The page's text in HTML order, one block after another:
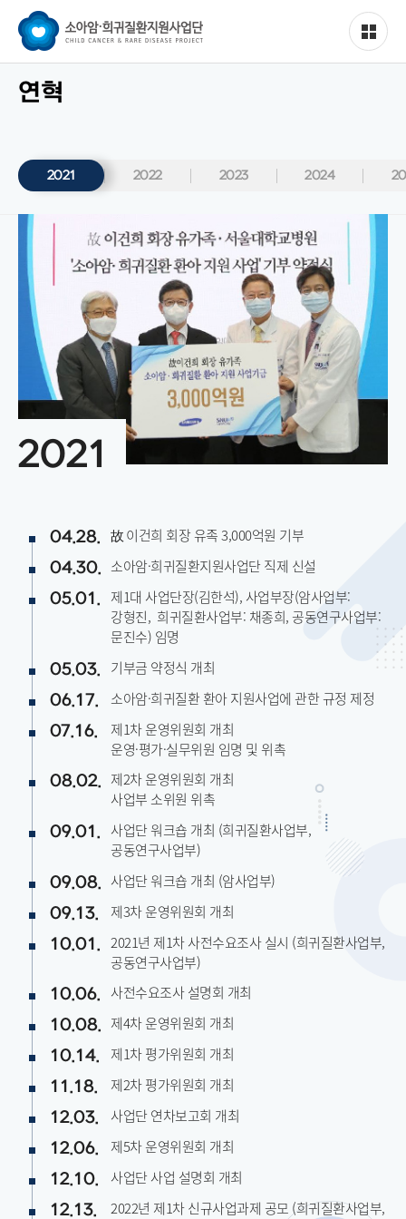
연혁
2021 2022 2023 2024
2021
04.28. 故 이건희 회장 유족 3,000억원 기부
04.30. 소아암·희귀질환지원사업단 직제 신설
05.01.
제1대 사업단장(김한석), 사업부장(암사업부:
강형진, 희귀질환사업부: 채종희, 공동연구사업부:
문진수) 임명
05.03. 기부금 약정식 개최
06.17. 소아암·희귀질환 환아 지원사업에 관한 규정 제정
07.16.
제1차 운영위원회 개최
운영·평가·실무위원 임명 및 위촉
08.02. 제2차 운영위원회 개최
사업부 소위원 위촉
09.01.
사업단 워크숍 개최 (희귀질환사업부,
공동연구사업부)
09.08. 사업단 워크숍 개최 (암사업부)
09.13. 제3차 운영위원회 개최
10.01. 2021년 제1차 사전수요조사 실시 (희귀질환사업부,
공동연구사업부)
10.06. 사전수요조사 설명회 개최
10.08. 제4차 운영위원회 개최
10.14. 제1차 평가위원회 개최
11.18. 제2차 평가위원회 개최
12.03. 사업단 연차보고회 개최
12.06. 제5차 운영위원회 개최
12.10. 사업단 사업 설명회 개최
12.13.
2022년 제1차 신규사업과제 공모 (희귀질환사업부,